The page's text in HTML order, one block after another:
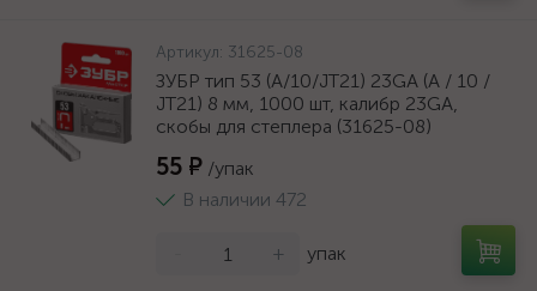
Артикул: 31625-08
ЗУБР тип 53 (A/10/JT21) 23GA (A / 10 /
JT21) 8 мм, 1000 шт, калибр 23GA,
скобы для степлера (31625-08)
55 ₽ /упак
В наличии 472
+ упак